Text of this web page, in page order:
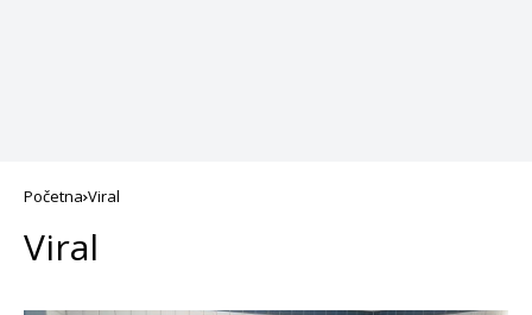
Početna Viral
Viral